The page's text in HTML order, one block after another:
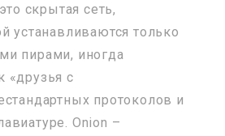
скрытая сеть,
устанавливаются только
пирами, иногда
«друзья с
протоколов и
Onion –